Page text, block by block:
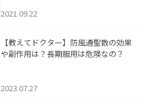
2021.09.22
【教えてドクター】防風通聖散の効果
や副作用は？長期服用は危険なの？
2023.07.27